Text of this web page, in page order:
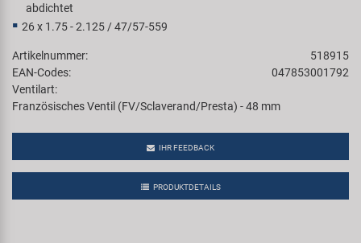
Markenübersicht
abdichtet
26 x 1.75 - 2.125 / 47/57-559
Artikelnummer:
518915
EAN-Codes:
047853001792
Ventilart:
Französisches Ventil (FV/Sclaverand/Presta) - 48 mm
IHR FEEDBACK
PRODUKTDETAILS